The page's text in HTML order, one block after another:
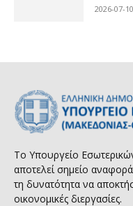
2026-07-10
Το Υπουργείο
αποτελεί σημείο
τη δυνατότητα να
οικονομικές διεργασίες.